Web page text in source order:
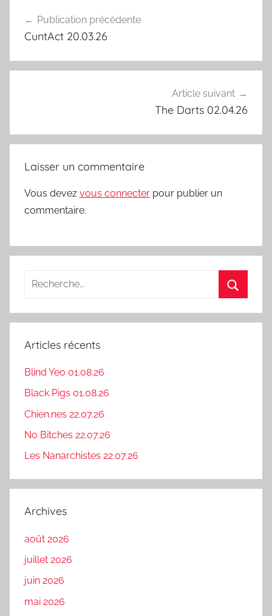
de
Publication précédente
CuntAct 20.03.26
Article suivant
The Darts 02.04.26
Laisser un commentaire
Vous devez vous connecter pour publier un
commentaire.
Recherche
:
Articles récents
Blind Yeo 01.08.26
Black Pigs 01.08.26
Chien.nes 22.07.26
No Bitches 22.07.26
Les Nanarchistes 22.07.26
Archives
août 2026
juillet 2026
juin 2026
mai 2026